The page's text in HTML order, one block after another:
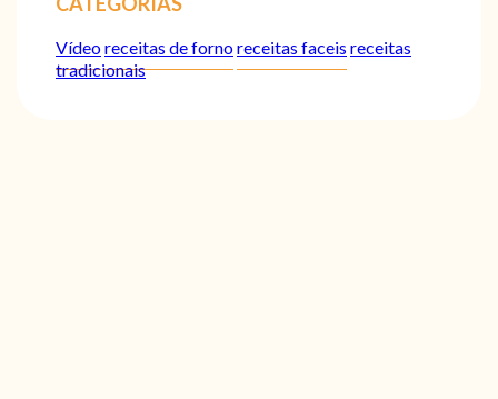
Vídeoreceitas de fornoreceitas faceis receitas
tradicionais